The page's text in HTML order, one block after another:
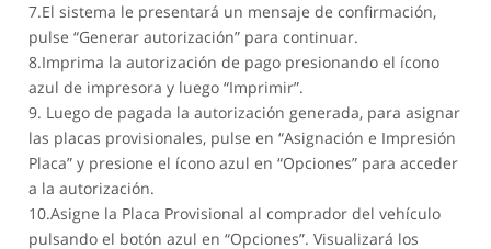
7.El sistema le presentará un mensaje de confirmación,
pulse “Generar autorización” para continuar.
8.Imprima la autorización de pago presionando el ícono
azul de impresora y luego “Imprimir”.
9. Luego de pagada la autorización generada, para asignar
las placas provisionales, pulse en “Asignación e Impresión
Placa” y presione el ícono azul en “Opciones” para acceder
a la autorización.
10.Asigne la Placa Provisional al comprador del vehículo
pulsando el botón azul en “Opciones”. Visualizará los